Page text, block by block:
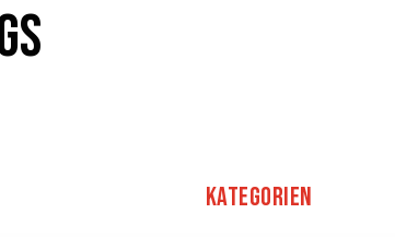
Kategorien